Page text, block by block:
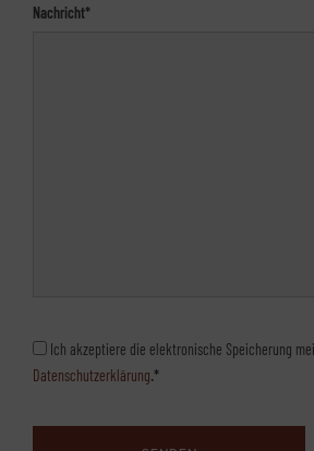
Nachricht*
Ich akzeptiere die elektronische Speicherung
Datenschutzerklärung.*